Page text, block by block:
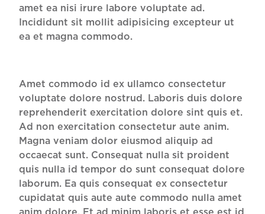
amet ea nisi irure labore voluptate ad.
Incididunt sit mollit adipisicing excepteur ut
ea et magna commodo.
Amet commodo id ex ullamco consectetur
voluptate dolore nostrud. Laboris duis dolore
reprehenderit exercitation dolore sint quis et.
Ad non exercitation consectetur aute anim.
Magna veniam dolor eiusmod aliquip ad
occaecat sunt. Consequat nulla sit proident
quis nulla id tempor do sunt consequat dolore
laborum. Ea quis consequat ex consectetur
cupidatat quis aute aute commodo nulla amet
anim dolore. Et ad minim laboris et esse est id